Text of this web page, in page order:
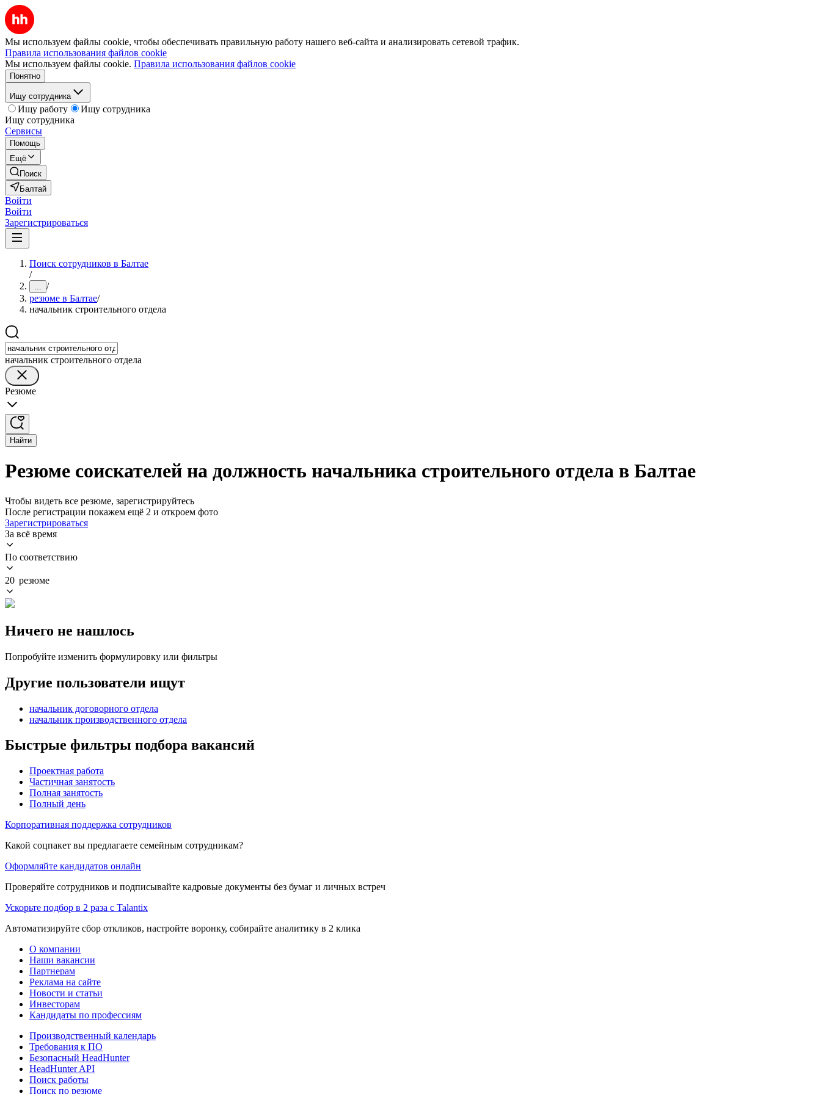
Мы используем файлы cookie, чтобы обеспечивать правильную работу нашего веб-сайта и анализировать сетевой трафик.
Правила использования файлов cookie
Мы используем файлы cookie. Правила использования файлов cookie
Понятно
Ищу сотрудника
Ищу работу
Ищу сотрудника
Ищу сотрудника
Сервисы
Помощь
Ещё
Поиск
Балтай
Войти
Войти
Зарегистрироваться
Поиск сотрудников в Балтае
/
... /
резюме в Балтае/
начальник строительного отдела
начальник строительного отдела
Резюме
Найти
Резюме соискателей на должность начальника строительного отдела в Балтае
Чтобы видеть все резюме, зарегистрируйтесь
После регистрации покажем ещё 2 и откроем фото
Зарегистрироваться
За всё время
По соответствию
20 резюме
Ничего не нашлось
Попробуйте изменить формулировку или фильтры
Другие пользователи ищут
начальник договорного отдела
начальник производственного отдела
Быстрые фильтры подбора вакансий
Проектная работа
Частичная занятость
Полная занятость
Полный день
Корпоративная поддержка сотрудников
Какой соцпакет вы предлагаете семейным сотрудникам?
Оформляйте кандидатов онлайн
Проверяйте сотрудников и подписывайте кадровые документы без бумаг и личных встреч
Ускорьте подбор в 2 раза с Talantix
Автоматизируйте сбор откликов, настройте воронку, собирайте аналитику в 2 клика
О компании
Наши вакансии
Партнерам
Реклама на сайте
Новости и статьи
Инвесторам
Кандидаты по профессиям
Производственный календарь
Требования к ПО
Безопасный HeadHunter
HeadHunter API
Поиск работы
Поиск по резюме